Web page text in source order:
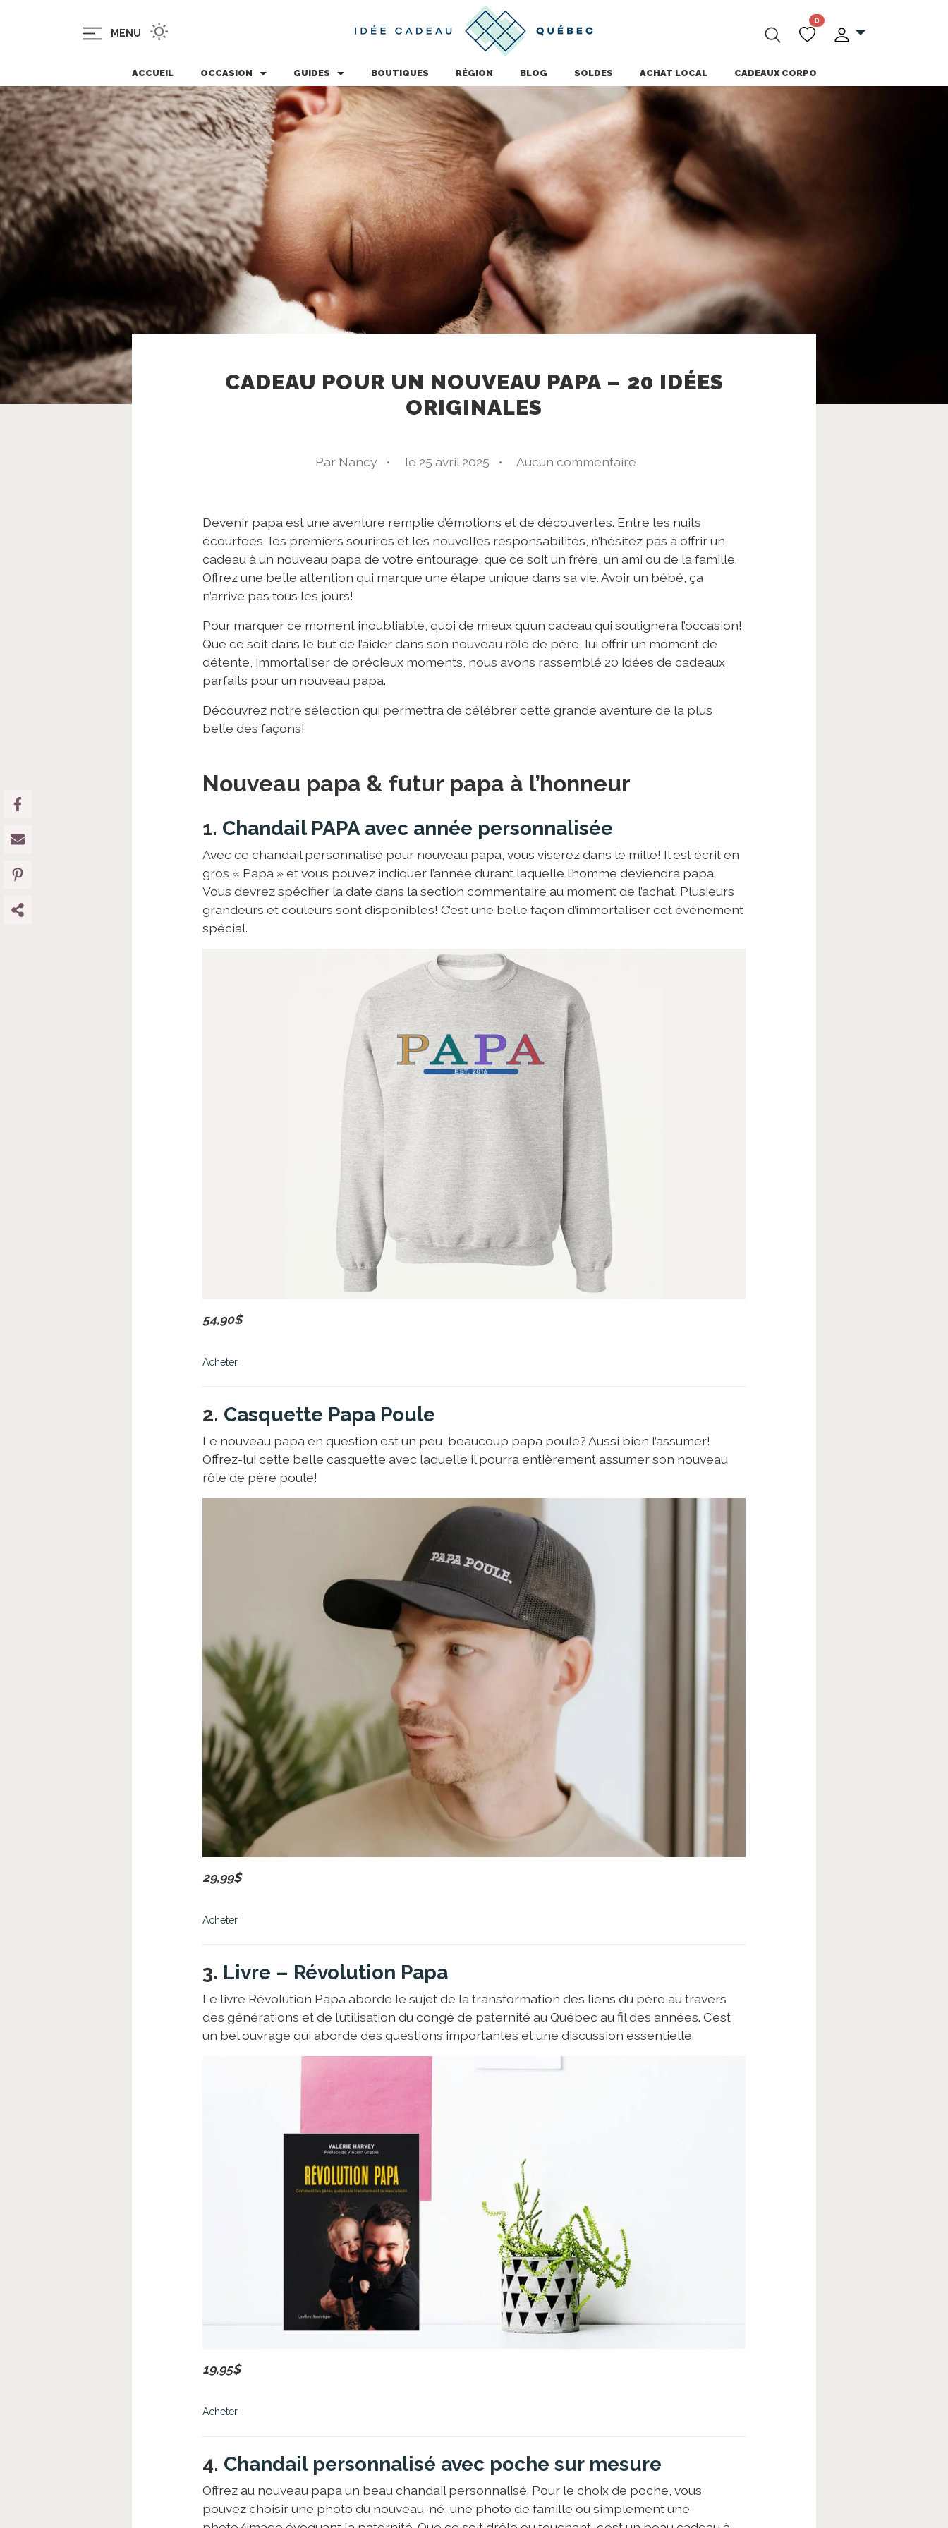
MENU
0
ACCUEIL OCCASION GUIDES BOUTIQUES RÉGION BLOG SOLDES ACHAT LOCAL CADEAUX CORPO
CADEAU POUR UN NOUVEAU PAPA – 20 IDÉES
ORIGINALES
Par Nancy • le 25 avril 2025 • Aucun commentaire
Devenir papa est une aventure remplie d’émotions et de découvertes. Entre les nuits
écourtées, les premiers sourires et les nouvelles responsabilités, n’hésitez pas à offrir un
cadeau à un nouveau papa de votre entourage, que ce soit un frère, un ami ou de la famille.
Offrez une belle attention qui marque une étape unique dans sa vie. Avoir un bébé, ça
n’arrive pas tous les jours!
Pour marquer ce moment inoubliable, quoi de mieux qu’un cadeau qui soulignera l’occasion!
Que ce soit dans le but de l’aider dans son nouveau rôle de père, lui offrir un moment de
détente, immortaliser de précieux moments, nous avons rassemblé 20 idées de cadeaux
parfaits pour un nouveau papa.
Découvrez notre sélection qui permettra de célébrer cette grande aventure de la plus
belle des façons!
Nouveau papa & futur papa à l’honneur
1. Chandail PAPA avec année personnalisée
Avec ce chandail personnalisé pour nouveau papa, vous viserez dans le mille! Il est écrit en
gros « Papa » et vous pouvez indiquer l’année durant laquelle l’homme deviendra papa.
Vous devrez spécifier la date dans la section commentaire au moment de l’achat. Plusieurs
grandeurs et couleurs sont disponibles! C’est une belle façon d’immortaliser cet événement
spécial.
54,90$
Acheter
2. Casquette Papa Poule
Le nouveau papa en question est un peu, beaucoup papa poule? Aussi bien l’assumer!
Offrez-lui cette belle casquette avec laquelle il pourra entièrement assumer son nouveau
rôle de père poule!
29,99$
Acheter
3. Livre – Révolution Papa
Le livre Révolution Papa aborde le sujet de la transformation des liens du père au travers
des générations et de l’utilisation du congé de paternité au Québec au fil des années. C’est
un bel ouvrage qui aborde des questions importantes et une discussion essentielle.
19,95$
Acheter
4. Chandail personnalisé avec poche sur mesure
Offrez au nouveau papa un beau chandail personnalisé. Pour le choix de poche, vous
pouvez choisir une photo du nouveau-né, une photo de famille ou simplement une